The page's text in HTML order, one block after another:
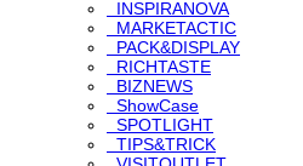
INSPIRANOVA
MARKETACTIC
PACK&DISPLAY
RICHTASTE
BIZNEWS
ShowCase
SPOTLIGHT
TIPS&TRICK